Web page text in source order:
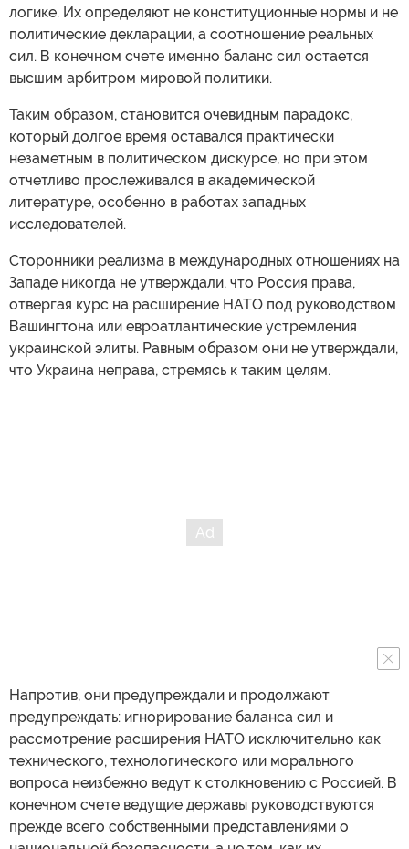
логике. Их определяют не конституционные нормы и не
политические декларации, а соотношение реальных
сил. В конечном счете именно баланс сил остается
высшим арбитром мировой политики.
Таким образом, становится очевидным парадокс,
который долгое время оставался практически
незаметным в политическом дискурсе, но при этом
отчетливо прослеживался в академической
литературе, особенно в работах западных
исследователей.
Сторонники реализма в международных отношениях на
Западе никогда не утверждали, что Россия права,
отвергая курс на расширение НАТО под руководством
Вашингтона или евроатлантические устремления
украинской элиты. Равным образом они не утверждали,
что Украина неправа, стремясь к таким целям.
Напротив, они предупреждали и продолжают
предупреждать: игнорирование баланса сил и
рассмотрение расширения НАТО исключительно как
технического, технологического или морального
вопроса неизбежно ведут к столкновению с Россией. В
конечном счете ведущие державы руководствуются
прежде всего собственными представлениями о